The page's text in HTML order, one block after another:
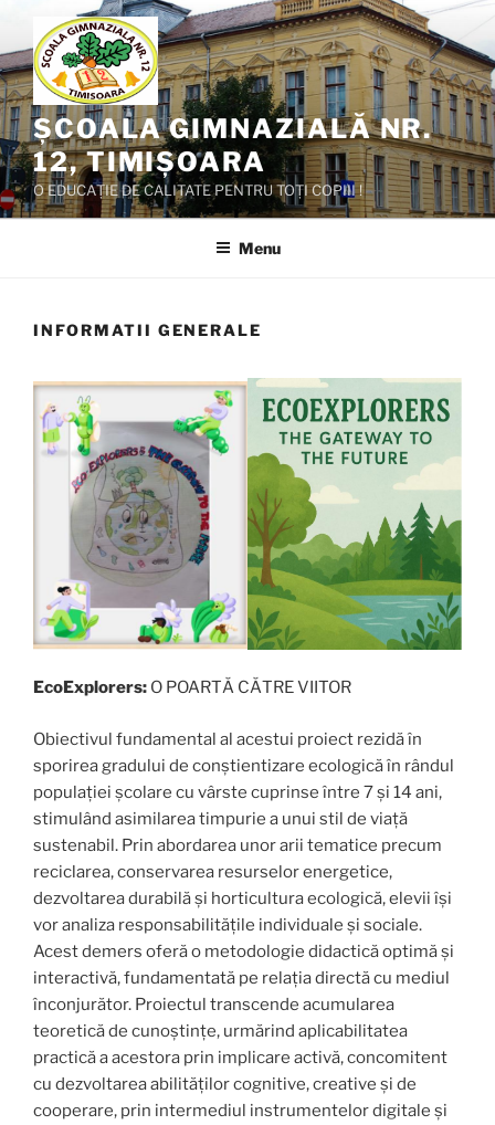
content
ȘCOALA GIMNAZIALĂ NR.
12, TIMIȘOARA
O EDUCAȚIE DE CALITATE PENTRU TOȚI COPIII !
Menu
INFORMATII GENERALE
EcoExplorers: O POARTĂ CĂTRE VIITOR
Obiectivul fundamental al acestui proiect rezidă în
sporirea gradului de conștientizare ecologică în rândul
populației școlare cu vârste cuprinse între 7 și 14 ani,
stimulând asimilarea timpurie a unui stil de viață
sustenabil. Prin abordarea unor arii tematice precum
reciclarea, conservarea resurselor energetice,
dezvoltarea durabilă și horticultura ecologică, elevii își
vor analiza responsabilitățile individuale și sociale.
Acest demers oferă o metodologie didactică optimă și
interactivă, fundamentată pe relația directă cu mediul
înconjurător. Proiectul transcende acumularea
teoretică de cunoștințe, urmărind aplicabilitatea
practică a acestora prin implicare activă, concomitent
cu dezvoltarea abilităților cognitive, creative și de
cooperare, prin intermediul instrumentelor digitale și